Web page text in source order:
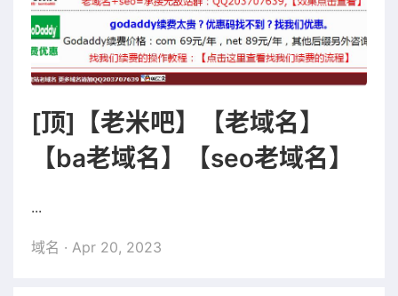
[顶]【老米吧】【老域名】
【ba老域名】【seo老域名】
...
域名 · Apr 20, 2023